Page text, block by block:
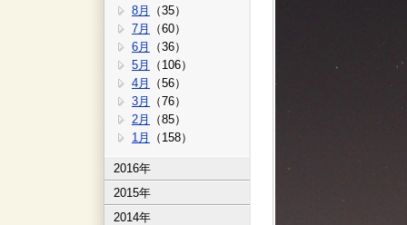
8月
（35）
7月
（60）
6月
（36）
5月
（106）
4月
（56）
3月
（76）
2月
（85）
1月
（158）
2016年
2015年
2014年